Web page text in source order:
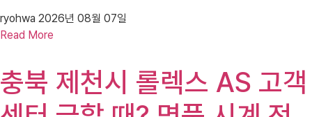
ryohwa 2026년 08월 07일
Read More
충북 제천시 롤렉스 AS 고객